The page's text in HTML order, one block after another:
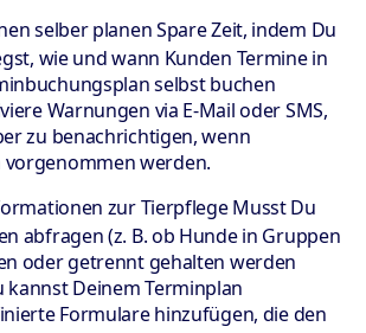
selber planenSpare Zeit, indem Du
wie und wann Kunden Termine in
selbst buchen
Warnungen via E-Mail oder SMS,
zu benachrichtigen, wenn
werden.
zur TierpflegeMusst Du
abfragen (z. B. ob Hunde in Gruppen
oder getrennt gehalten werden
kannst Deinem Terminplan
Formulare hinzufügen, die den